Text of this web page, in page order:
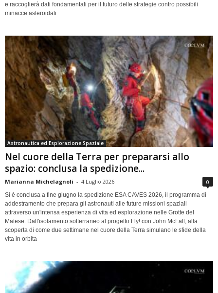
e raccoglierà dati fondamentali per il futuro delle strategie contro possibili
minacce asteroidali
Astronautica ed Esplorazione Spaziale
Nel cuore della Terra per prepararsi allo
spazio: conclusa la spedizione...
Marianna Michelagnoli - 4 Luglio 2026 0
Si è conclusa a fine giugno la spedizione ESA CAVES 2026, il programma di
addestramento che prepara gli astronauti alle future missioni spaziali
attraverso un'intensa esperienza di vita ed esplorazione nelle Grotte del
Matese. Dall'isolamento sotterraneo al progetto Fly! con John McFall, alla
scoperta di come due settimane nel cuore della Terra simulano le sfide della
vita in orbita